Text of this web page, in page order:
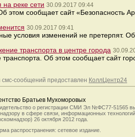
на реке сети 30.09.2017 09:44
этом сообщает сайт «Безопасность
30.09.2017 09:41
условия изменений не претерпят.
транспорта в центре города
Об этом сообщает сайт
смс-сообщений предоставлен КоллЦентр24
Братьев Мухоморовых
о регистрации СМИ Эл №ФС77-51565
в сфере связи, информационных
26 октября 2012 года.
распространения: сетевое издание.